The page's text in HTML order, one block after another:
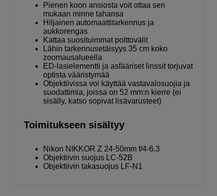
Pienen koon ansiosta voit ottaa sen
mukaan minne tahansa
Hiljainen automaattitarkennus ja
aukkorengas
Kattaa suosituimmat polttovälit
Lähin tarkennusetäisyys 35 cm koko
zoomausalueella
ED-lasielementti ja asfääriset linssit torjuvat
optista vääristymää
Objektiivissa voi käyttää vastavalosuojia ja
suodattimia, joissa on 52 mm:n kierre (ei
sisälly, katso sopivat lisävarusteet)
Toimitukseen sisältyy
Nikon NIKKOR Z 24-50mm f/4-6.3
Objektiivin suojus LC-52B
Objektiivin takasuojus LF-N1